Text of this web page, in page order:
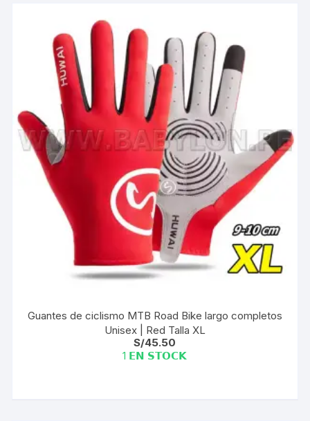
Guantes de ciclismo MTB Road Bike largo completos
Unisex | Red Talla XL
S/45.50
1 𝗘𝗡 𝗦𝗧𝗢𝗖𝗞